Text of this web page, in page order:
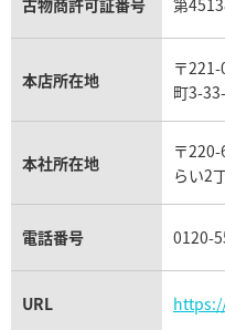
カルティエ買取
フランク ミュラー買取
リシャール・ミル買取
パネライ買取
チューダー（チュードル）買
プラダ買取
モーブッサン買取
古物商許可証番号 第
本店所在地
〒
町3-
本社所在地
〒
らい2
電話番号 0120-
URL